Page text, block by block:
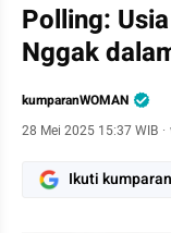
Polling:
Nggak
kumparanWOMAN
28 Mei 2025 15:37 WIB ·
Ikuti